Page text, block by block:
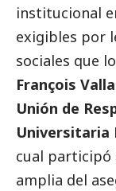
institucional
exigibles por
sociales que
François
Unión de
Universitaria
cual participó
amplia del